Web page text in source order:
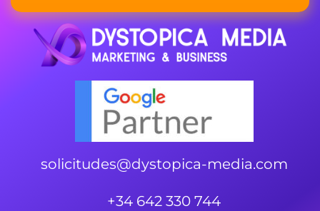
solicitudes@dystopica-media.com
+34 642 330 744